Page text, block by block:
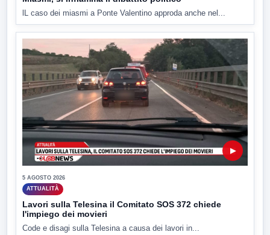
lL caso dei miasmi a Ponte Valentino approda anche nel...
▶
5 AGOSTO 2026
ATTUALITÀ
Lavori sulla Telesina il Comitato SOS 372 chiede
l'impiego dei movieri
Code e disagi sulla Telesina a causa dei lavori in...